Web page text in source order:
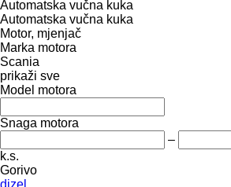
Automatska vučna kuka
Automatska vučna kuka
Motor, mjenjač
Marka motora
Scania
prikaži sve
Model motora
Snaga motora
–
k.s.
Gorivo
dizel